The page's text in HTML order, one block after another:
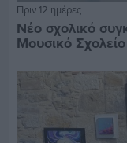
Πριν 12 ημέρες
Νέο σχολικό
Μουσικό Σχολείο